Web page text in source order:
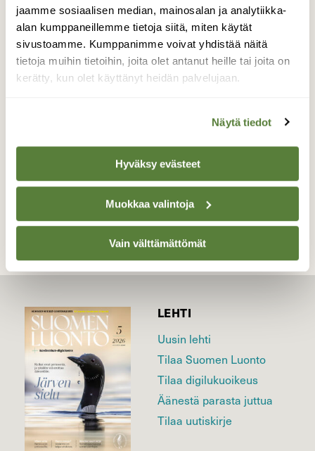
jaamme sosiaalisen median, mainosalan ja analytiikka-
alan kumppaneillemme tietoja siitä, miten käytät
sivustoamme. Kumppanimme voivat yhdistää näitä
tietoja muihin tietoihin, joita olet antanut heille tai joita on
kerätty, kun olet käyttänyt heidän palvelujaan.
Näytä tiedot
Hyväksy evästeet
Muokkaa valintoja
Vain välttämättömät
Koivutyttöperhonen on kevään ensimmäinen
kotelosta kuoriutuva perhonen. Moni on
nähnyt tämän aikaisen perhosen lennossa,
mutta moniko on nähnyt sen lähikuvassa.
Tällä perhosella on omatekoinen "villapaita"
Valokuvaaja: Juhani Harkas, Taivassalo 29.03.2019
TAKAISIN LISTAAN
LEHTI
Uusin lehti
Tilaa Suomen Luonto
Tilaa digilukuoikeus
Äänestä parasta juttua
Tilaa uutiskirje